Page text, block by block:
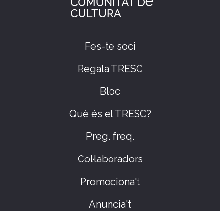
Fes-te soci
Regala TRESC
Bloc
Què és el TRESC?
Preg. freq.
Col·laboradors
Promociona't
Anuncia't